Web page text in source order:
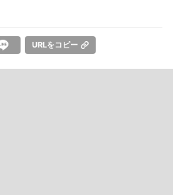
URLをコピー